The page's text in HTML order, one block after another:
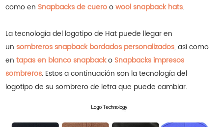
como en Snapbacks de cueroowool snapback hats.
La tecnología del logotipo de Hat puede llegar en
un sombreros snapback bordados personalizados, así como
entapas en blanco snapbacko Snapbacks impresos
sombreros. Estos a continuación son la tecnología del
logotipo de su sombrero de letra que puede cambiar.